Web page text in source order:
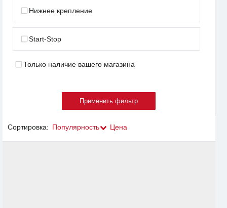
Нижнее крепление
Start-Stop
Только наличие вашего магазина
Сортировка: Популярность Цена